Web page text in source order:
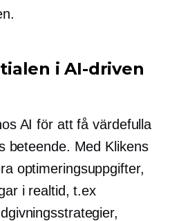
iAI-driven
AI för att få värdefulla
beteende. Med Klikens
optimeringsuppgifter,
i realtid, t.ex